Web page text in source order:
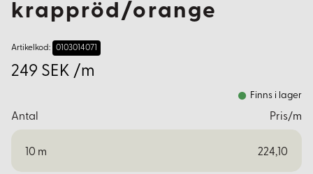
krappröd/orange
Artikelkod: 0103014071
249 SEK /m
Finns i lager
Antal Pris/m
10 m 224,10